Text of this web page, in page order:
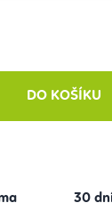
DO KOŠÍKU
30